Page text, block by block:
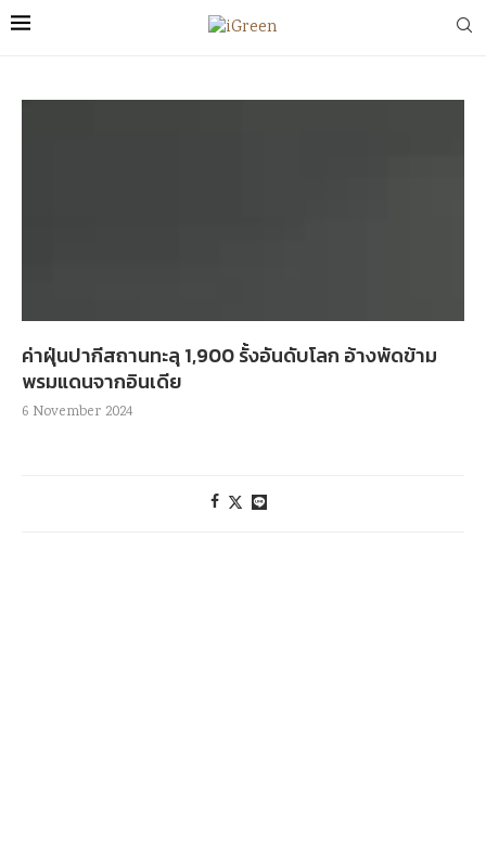
ค่าฝุ่นปากีสถานทะลุ 1,900 รั้งอันดับโลก อ้างพัดข้าม
พรมแดนจากอินเดีย
6 November 2024